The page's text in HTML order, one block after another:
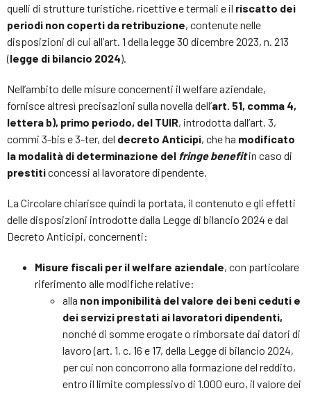
quelli di strutture turistiche, ricettive e termali e il riscatto dei
periodi non coperti da retribuzione, contenute nelle
disposizioni di cui all’art. 1 della legge 30 dicembre 2023, n. 213
(legge di bilancio 2024).
Nell’ambito delle misure concernenti il welfare aziendale,
fornisce altresì precisazioni sulla novella dell’art. 51, comma 4,
lettera b), primo periodo, del TUIR, introdotta dall’art. 3,
commi 3-bis e 3-ter, del decreto Anticipi, che ha modificato
la modalità di determinazione del fringe benefitin caso di
prestiticoncessi al lavoratore dipendente.
La Circolare chiarisce quindi la portata, il contenuto e gli effetti
delle disposizioni introdotte dalla Legge di bilancio 2024 e dal
Decreto Anticipi, concernenti:
Misure fiscali per il welfare aziendale, con particolare
riferimento alle modifiche relative:
alla non imponibilità del valore dei beni ceduti e
dei servizi prestati ai lavoratori dipendenti,
nonché di somme erogate o rimborsate dai datori di
lavoro (art. 1, c. 16 e 17, della Legge di bilancio 2024,
per cui non concorrono alla formazione del reddito,
entro il limite complessivo di 1.000 euro, il valore dei